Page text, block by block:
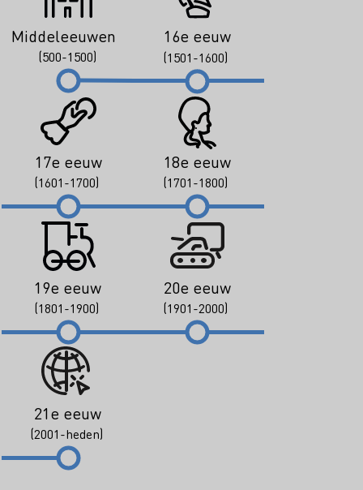
Middeleeuwen
(500-1500)
16e eeuw
(1501-1600)
17e eeuw
(1601-1700)
18e eeuw
(1701-1800)
19e eeuw
(1801-1900)
20e eeuw
(1901-2000)
21e eeuw
(2001-heden)